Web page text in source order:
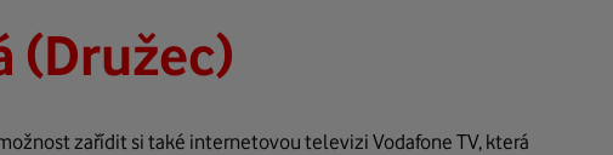
(Družec)
zařídit si také internetovou televizi Vodafone TV, která